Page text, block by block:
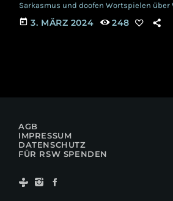
Sarkasmus und doofen Wortspielen
das... Soll aber hier gar nicht das Thema
endlich neue Musik von EMPATHY TEST,
today 3. MÄRZ 2024 248
AGB
IMPRESSUM
DATENSCHUTZ
FÜR RSW SPENDEN